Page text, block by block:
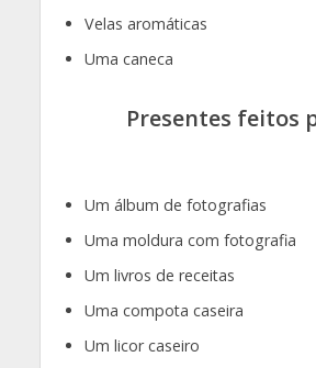
Velas aromáticas
Uma caneca
Presentes feitos
Um álbum de fotografias
Uma moldura com fotografia
Um livros de receitas
Uma compota caseira
Um licor caseiro